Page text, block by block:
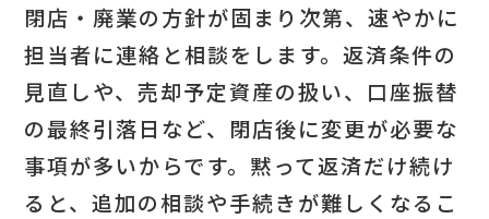
閉店・廃業の方針が固まり次第、速やかに
担当者に連絡と相談をします。返済条件の
見直しや、売却予定資産の扱い、口座振替
の最終引落日など、閉店後に変更が必要な
事項が多いからです。黙って返済だけ続け
ると、追加の相談や手続きが難しくなるこ